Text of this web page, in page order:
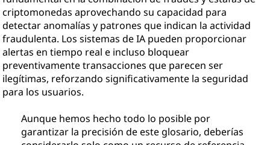
criptomonedas aprovechando su capacidad para
detectar anomalías y patrones que indican la actividad
fraudulenta. Los sistemas de IA pueden proporcionar
alertas en tiempo real e incluso bloquear
preventivamente transacciones que parecen ser
ilegítimas, reforzando significativamente la seguridad
para los usuarios.
Aunque hemos hecho todo lo posible por
garantizar la precisión de este glosario, deberías